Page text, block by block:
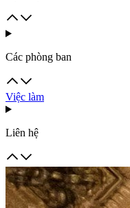
Các phòng ban
Việc làm
Liên hệ